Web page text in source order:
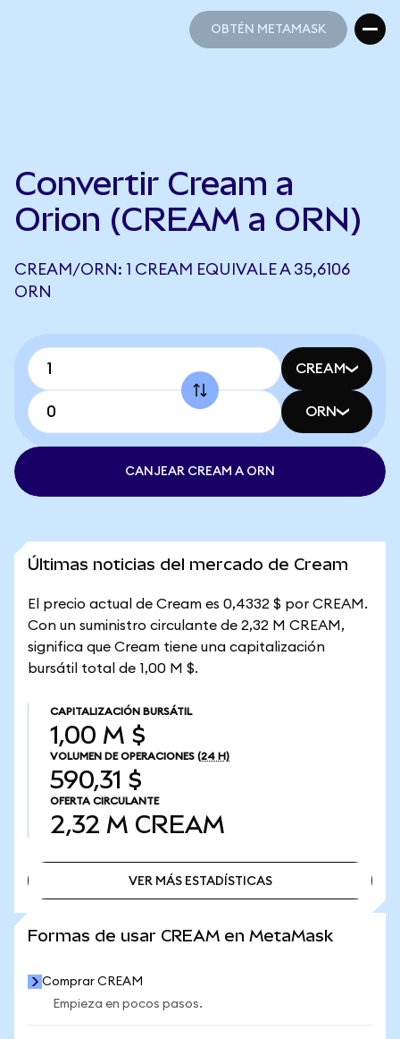
OBTÉN METAMASK
Convertir Cream a
Orion (CREAM a ORN)
CREAM/ORN: 1 CREAM EQUIVALE A 35,6106
ORN
CREAM
ORN
CANJEAR CREAM A ORN
Últimas noticias del mercado de Cream
El precio actual de Cream es 0,4332 $ por CREAM.
Con un suministro circulante de 2,32 M CREAM,
significa que Cream tiene una capitalización
bursátil total de 1,00 M $.
CAPITALIZACIÓN BURSÁTIL
1,00 M $
VOLUMEN DE OPERACIONES (24 H)
590,31 $
OFERTA CIRCULANTE
2,32 M CREAM
VER MÁS ESTADÍSTICAS
Formas de usar CREAM en MetaMask
Comprar CREAM
Empieza en pocos pasos.